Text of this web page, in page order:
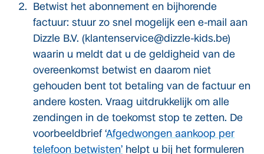
Betwist het abonnement en bijhorende
factuur: stuur zo snel mogelijk een e-mail aan
Dizzle B.V. (klantenservice@dizzle-kids.be)
waarin u meldt dat u de geldigheid van de
overeenkomst betwist en daarom niet
gehouden bent tot betaling van de factuur en
andere kosten. Vraag uitdrukkelijk om alle
zendingen in de toekomst stop te zetten. De
voorbeeldbrief ‘Afgedwongen aankoop per
telefoon betwisten’ helpt u bij het formuleren